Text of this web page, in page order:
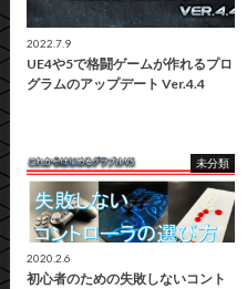
2022.7.9
UE4や5で格闘ゲームが作れるプロ
グラムのアップデート Ver.4.4
未分類
2020.2.6
初心者のための失敗しないコント